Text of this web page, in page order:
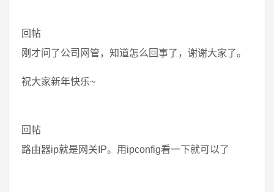
回帖
刚才问了公司网管，知道怎么回事了，谢谢大家了。
祝大家新年快乐~
回帖
路由器ip就是网关IP。用ipconfig看一下就可以了